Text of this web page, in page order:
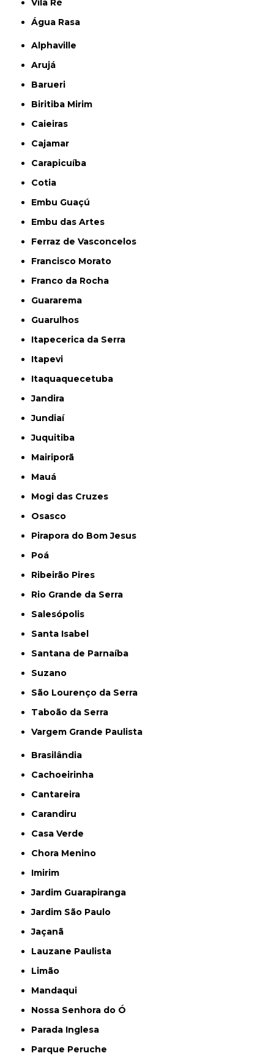
Vila Ré
Água Rasa
Alphaville
Arujá
Barueri
Biritiba Mirim
Caieiras
Cajamar
Carapicuíba
Cotia
Embu Guaçú
Embu das Artes
Ferraz de Vasconcelos
Francisco Morato
Franco da Rocha
Guararema
Guarulhos
Itapecerica da Serra
Itapevi
Itaquaquecetuba
Jandira
Jundiaí
Juquitiba
Mairiporã
Mauá
Mogi das Cruzes
Osasco
Pirapora do Bom Jesus
Poá
Ribeirão Pires
Rio Grande da Serra
Salesópolis
Santa Isabel
Santana de Parnaíba
Suzano
São Lourenço da Serra
Taboão da Serra
Vargem Grande Paulista
Brasilândia
Cachoeirinha
Cantareira
Carandiru
Casa Verde
Chora Menino
Imirim
Jardim Guarapiranga
Jardim São Paulo
Jaçanã
Lauzane Paulista
Limão
Mandaqui
Nossa Senhora do Ó
Parada Inglesa
Parque Peruche